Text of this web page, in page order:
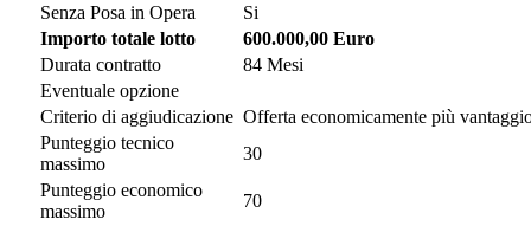
Senza Posa in Opera
Si
Importo totale lotto
600.000,00 Euro
Durata contratto
84 Mesi
Eventuale opzione
Criterio di aggiudicazione Offerta economicamente più
Punteggio tecnico
massimo
30
Punteggio economico
massimo
70